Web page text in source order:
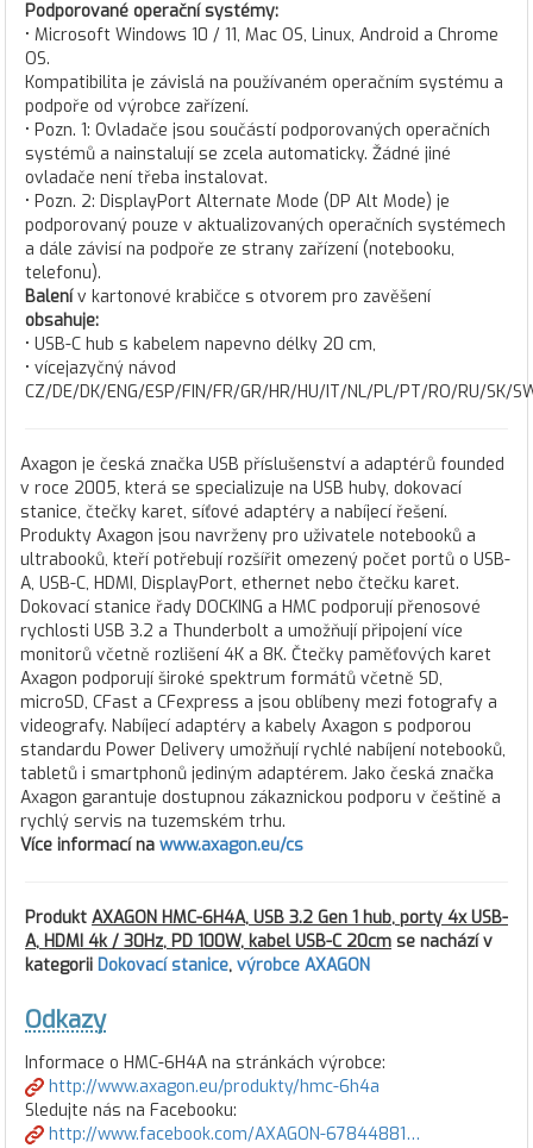
Podporované operační systémy:
• Microsoft Windows 10 / 11, Mac OS, Linux, Android a Chrome
OS.
Kompatibilita je závislá na používaném operačním systému a
podpoře od výrobce zařízení.
• Pozn. 1: Ovladače jsou součástí podporovaných operačních
systémů a nainstalují se zcela automaticky. Žádné jiné
ovladače není třeba instalovat.
• Pozn. 2: DisplayPort Alternate Mode (DP Alt Mode) je
podporovaný pouze v aktualizovaných operačních systémech
a dále závisí na podpoře ze strany zařízení (notebooku,
telefonu).
Balenív kartonové krabičce s otvorem pro zavěšení
obsahuje:
• USB-C hub s kabelem napevno délky 20 cm,
• vícejazyčný návod
CZ/DE/DK/ENG/ESP/FIN/FR/GR/HR/HU/IT/NL/PL/PT/RO/RU/SK/
Axagon je česká značka USB příslušenství a adaptérů founded
v roce 2005, která se specializuje na USB huby, dokovací
stanice, čtečky karet, síťové adaptéry a nabíjecí řešení.
Produkty Axagon jsou navrženy pro uživatele notebooků a
ultrabooků, kteří potřebují rozšířit omezený počet portů o USB-
A, USB-C, HDMI, DisplayPort, ethernet nebo čtečku karet.
Dokovací stanice řady DOCKING a HMC podporují přenosové
rychlosti USB 3.2 a Thunderbolt a umožňují připojení více
monitorů včetně rozlišení 4K a 8K. Čtečky paměťových karet
Axagon podporují široké spektrum formátů včetně SD,
microSD, CFast a CFexpress a jsou oblíbeny mezi fotografy a
videografy. Nabíjecí adaptéry a kabely Axagon s podporou
standardu Power Delivery umožňují rychlé nabíjení notebooků,
tabletů i smartphonů jediným adaptérem. Jako česká značka
Axagon garantuje dostupnou zákaznickou podporu v češtině a
rychlý servis na tuzemském trhu.
Více informací na www.axagon.eu/cs
Produkt AXAGON HMC-6H4A, USB 3.2 Gen 1 hub, porty 4x USB-
A, HDMI 4k / 30Hz, PD 100W, kabel USB-C 20cm se nachází v
kategorii Dokovací stanice, výrobce AXAGON
Odkazy
Informace o HMC-6H4A na stránkách výrobce:
http://www.axagon.eu/produkty/hmc-6h4a
Sledujte nás na Facebooku:
http://www.facebook.com/AXAGON-67844881…